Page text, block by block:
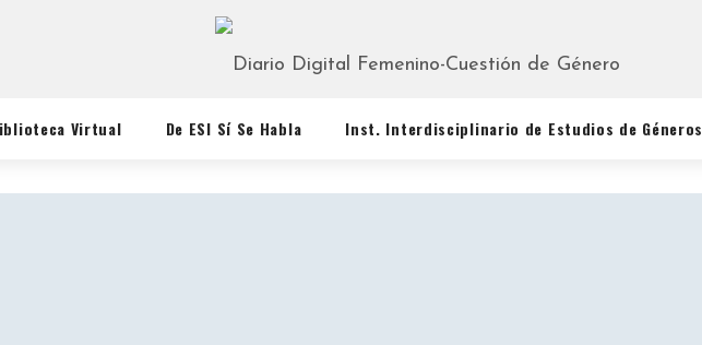
Virtual De ESI Sí Se Habla Inst. Interdisciplinario de Estudios de Géneros